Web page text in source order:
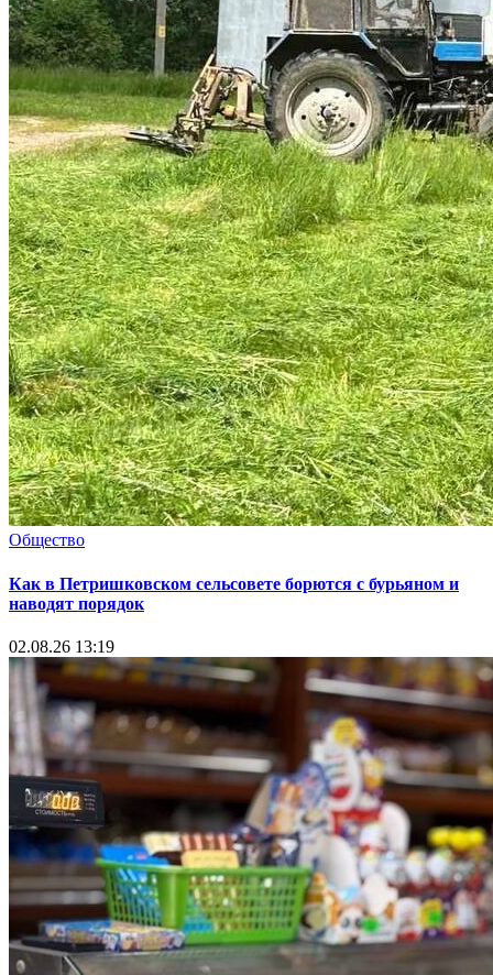
Общество
Как в Петришковском сельсовете борются с бурьяном и
наводят порядок
02.08.26 13:19